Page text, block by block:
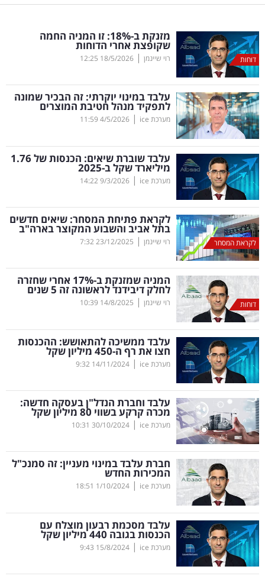
דיגיטל
וטק
שיווק
ופרסום
משפט
מדדים
ומחקרים
דעות
רכילות
עסקית
קריפטו
ויראלי
טלוויזיה
עסקי
ספורט
קריירה
ולימודים
מינויים
רייטינג
רכב
בריאות
תרבות
דוחות
מזנקת ב-18% : זו המניה החמה
שקופצת אחרי הדוחות
רוי שיינמן |
18/5/2026
12:25
עלבד במינוי יוקרתי: זה הבכיר שמונה
לתפקיד מנהל חטיבת המוצרים
מערכת ice |
4/5/2026
11:59
עלבד שוברת שיאים: הכנסות של 1.76
מיליארד שקל ב-2025
מערכת ice |
9/3/2026
14:22
לקראת המסחר
לקראת פתיחת המסחר: שיאים חדשים
בתל אביב והשבוע המקוצר בארה"ב
רוי שיינמן |
23/12/2025
7:32
דוחות
המניה שמזנקת ב-17% אחרי שחזרה
לחלק דיבידנד לראשונה זה 5 שנים
רוי שיינמן |
14/8/2025
10:39
עלבד ממשיכה להתאושש: ההכנסות
חצו את רף ה-450 מיליון שקל
מערכת ice |
14/11/2024
9:32
עלבד וחברת הנדל"ן בעסקה חדשה:
מכרה קרקע בשווי 80 מיליון שקל
מערכת ice |
30/10/2024
10:31
חברת עלבד במינוי מעניין: זה סמנכ"ל
המכירות החדש
מערכת ice |
1/10/2024
18:51
עלבד מסכמת רבעון מוצלח עם
הכנסות בגובה 440 מיליון שקל
מערכת ice |
15/8/2024
9:43